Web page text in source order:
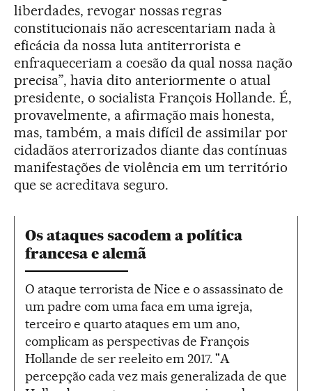
liberdades, revogar nossas regras
constitucionais não acrescentariam nada à
eficácia da nossa luta antiterrorista e
enfraqueceriam a coesão da qual nossa nação
precisa”, havia dito anteriormente o atual
presidente, o socialista François Hollande. É,
provavelmente, a afirmação mais honesta,
mas, também, a mais difícil de assimilar por
cidadãos aterrorizados diante das contínuas
manifestações de violência em um território
que se acreditava seguro.
Os ataques sacodem a política
francesa e alemã
O ataque terrorista de Nice e o assassinato de
um padre com uma faca em uma igreja,
terceiro e quarto ataques em um ano,
complicam as perspectivas de François
Hollande de ser reeleito em 2017. "A
percepção cada vez mais generalizada de que